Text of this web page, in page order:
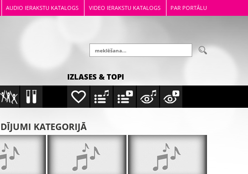
AUDIO IERAKSTU KATALOGS VIDEO IERAKSTU KATALOGS PAR PORTĀLU
IZLASES & TOPI
KATEGORIJĀ